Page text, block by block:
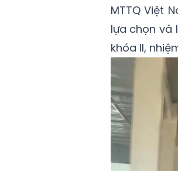
MTTQ Việt
lựa chọn và
khóa II,